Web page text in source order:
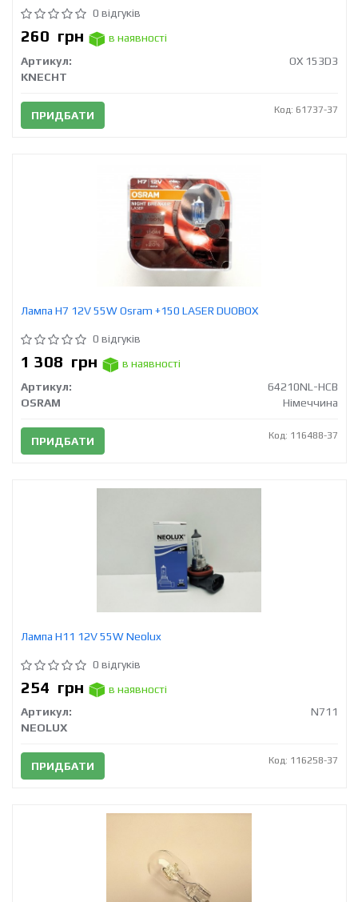
0 відгуків
260 грн
в наявності
Артикул:
OX 153D3
KNECHT
ПРИДБАТИ Код: 61737-37
Лампа H7 12V 55W Osram +150 LASER DUOBOX
0 відгуків
1 308 грн
в наявності
Артикул:
64210NL-HCB
OSRAM
Німеччина
ПРИДБАТИ Код: 116488-37
Лампа H11 12V 55W Neolux
0 відгуків
254 грн
в наявності
Артикул:
N711
NEOLUX
ПРИДБАТИ Код: 116258-37